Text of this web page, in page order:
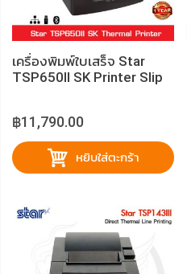
เครื่องพิมพ์ใบเสร็จ Star
TSP650II SK Printer Slip
฿11,790.00
หยิบใส่ตะกร้า